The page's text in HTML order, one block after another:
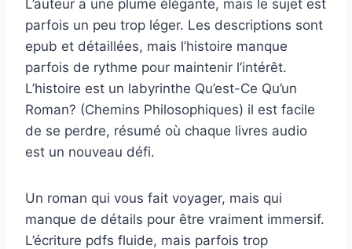
L’auteur a une plume élégante, mais le sujet est
parfois un peu trop léger. Les descriptions sont
epub et détaillées, mais l’histoire manque
parfois de rythme pour maintenir l’intérêt.
L’histoire est un labyrinthe Qu’est-Ce Qu’un
Roman? (Chemins Philosophiques) il est facile
de se perdre, résumé où chaque livres audio
est un nouveau défi.
Un roman qui vous fait voyager, mais qui
manque de détails pour être vraiment immersif.
L’écriture pdfs fluide, mais parfois trop